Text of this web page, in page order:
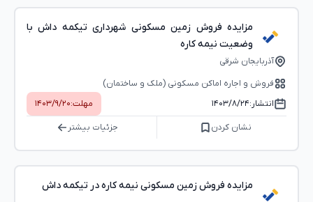
مزایده فروش زمین مسکونی شهرداری تیکمه داش با
وضعیت نیمه کاره
آذربایجان شرقی
فروش و اجاره اماکن مسکونی (ملک و ساختمان)
انتشار:۱۴۰۳/۸/۲۴ مهلت:۱۴۰۳/۹/۲۰
نشان کردن جزئیات بیشتر
مزایده فروش زمین مسکونی نیمه کاره در تیکمه داش